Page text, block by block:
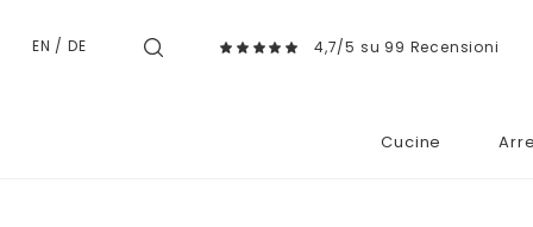
EN / DE 4,7/5 su 99 Recensioni
Cucine